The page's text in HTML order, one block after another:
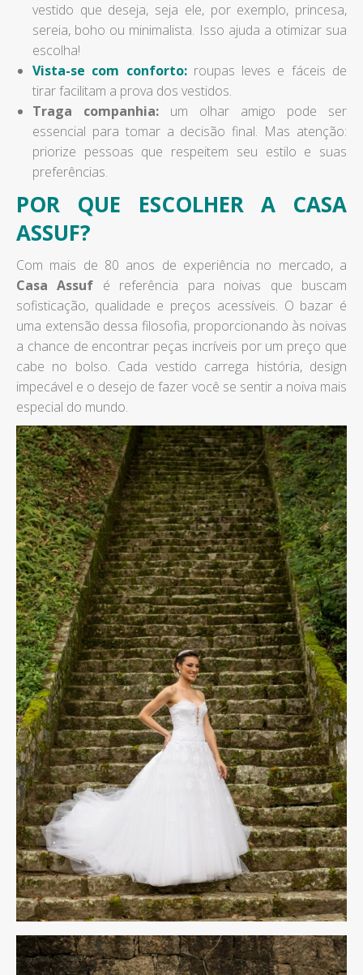
vestido que deseja, seja ele, por exemplo, princesa,
sereia, boho ou minimalista. Isso ajuda a otimizar sua
escolha!
Vista-se com conforto: roupas leves e fáceis de
tirar facilitam a prova dos vestidos.
Traga companhia: um olhar amigo pode ser
essencial para tomar a decisão final. Mas atenção:
priorize pessoas que respeitem seu estilo e suas
preferências.
POR QUE ESCOLHER A CASA
ASSUF?
Com mais de 80 anos de experiência no mercado, a
Casa Assuf é referência para noivas que buscam
sofisticação, qualidade e preços acessíveis. O bazar é
uma extensão dessa filosofia, proporcionando às noivas
a chance de encontrar peças incríveis por um preço que
cabe no bolso. Cada vestido carrega história, design
impecável e o desejo de fazer você se sentir a noiva mais
especial do mundo.